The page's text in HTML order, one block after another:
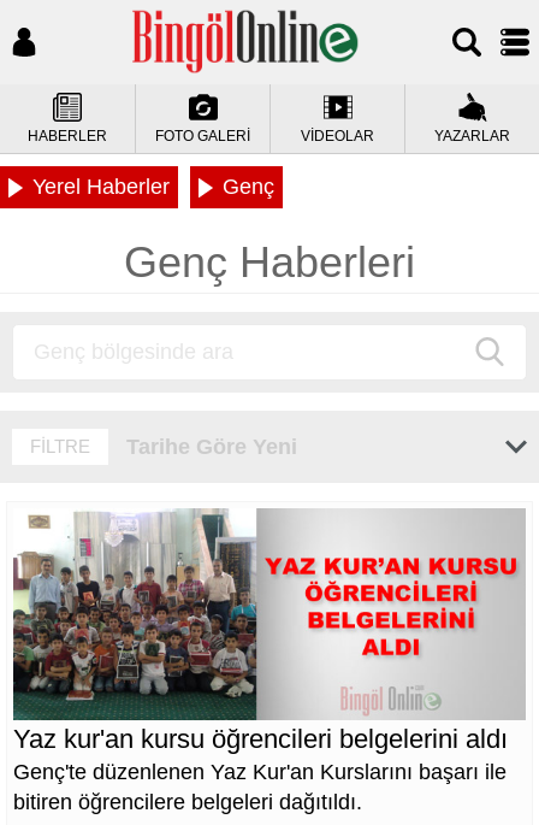
HABERLER FOTO GALERİ VİDEOLAR YAZARLAR
Yerel Haberler Genç
Genç Haberleri
FİLTRE Tarihe Göre Yeni
Yaz kur'an kursu öğrencileri belgelerini aldı
Genç'te düzenlenen Yaz Kur'an Kurslarını başarı ile
bitiren öğrencilere belgeleri dağıtıldı.